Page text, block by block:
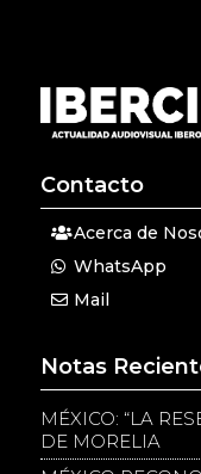
Contacto
Acerca de
WhatsApp
Mail
Notas
MÉXICO: “LA
DE MORELIA